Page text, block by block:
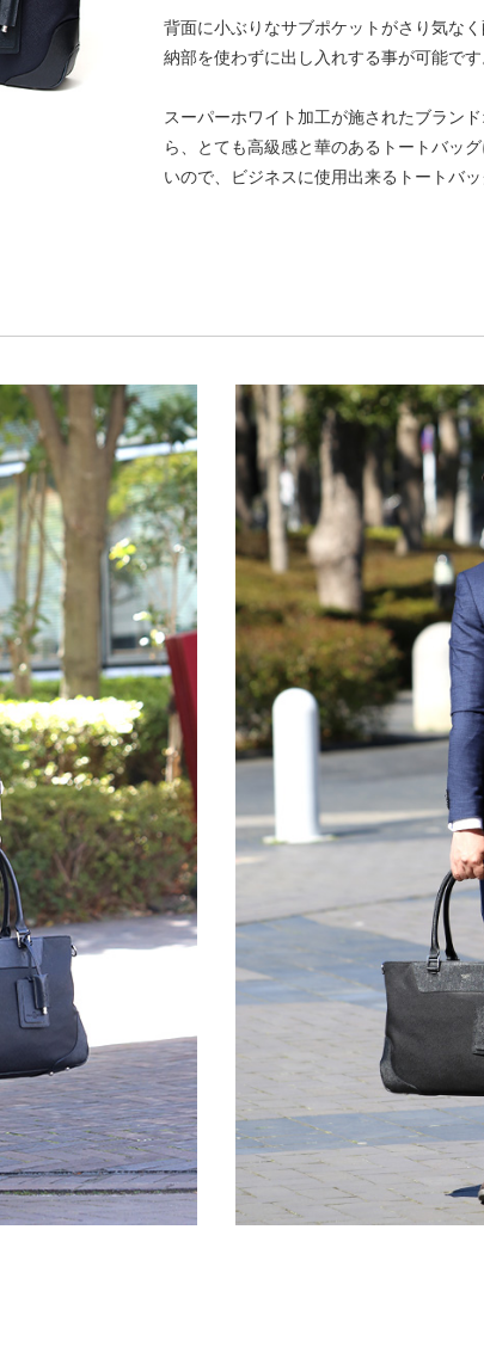
背面に小ぶりなサブポケットがさり気な
納部を使わずに出し入れする事が可能です
スーパーホワイト加工が施されたブラン
ら、とても高級感と華のあるトートバッ
いので、ビジネスに使用出来るトートバ